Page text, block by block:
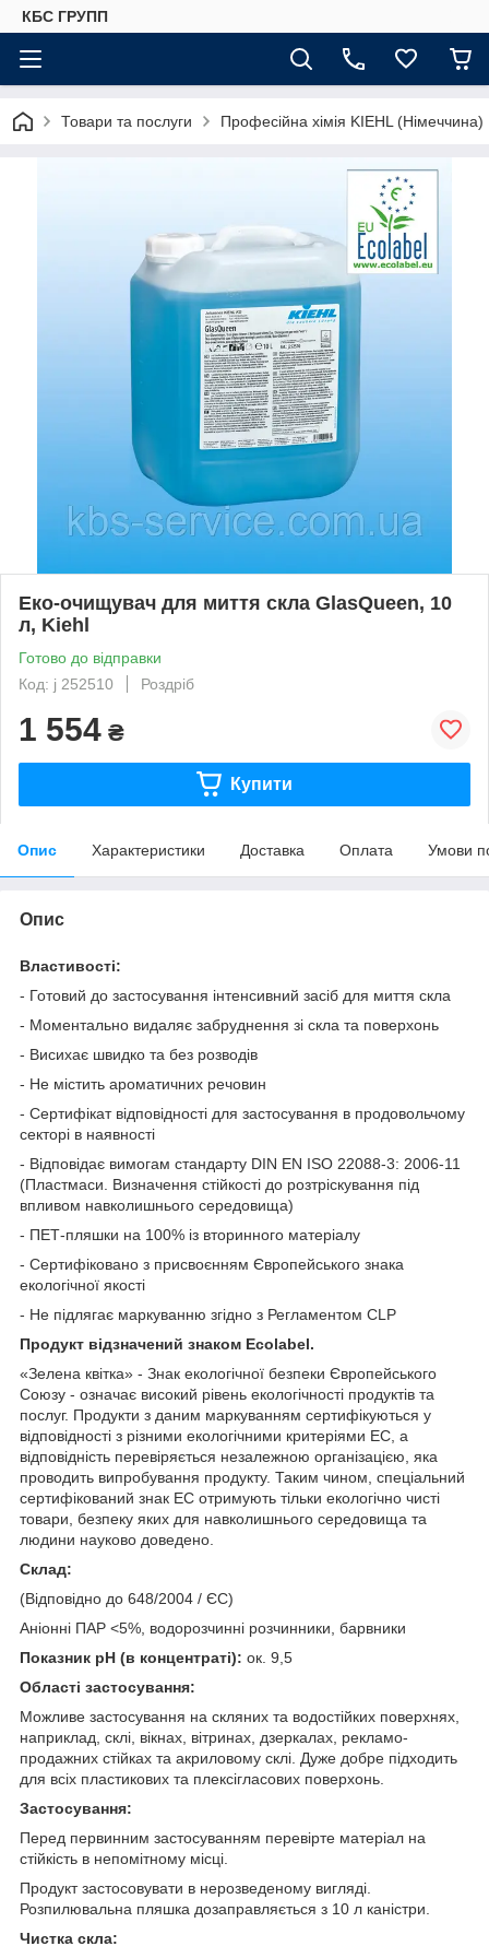
КБС ГРУПП
Товари та послуги Професійна хімія KIEHL (Німеччина)
Еко-очищувач для миття скла GlasQueen, 10
л, Kiehl
Готово до відправки
Код: j 252510
Роздріб
1 554 ₴
Купити
Опис Характеристики Доставка Оплата Умови
Опис
Властивості:
- Готовий до застосування інтенсивний засіб для миття скла
- Моментально видаляє забруднення зі скла та поверхонь
- Висихає швидко та без розводів
- Не містить ароматичних речовин
- Сертифікат відповідності для застосування в продовольчому
секторі в наявності
- Відповідає вимогам стандарту DIN EN ISO 22088-3: 2006-11
(Пластмаси. Визначення стійкості до розтріскування під
впливом навколишнього середовища)
- ПЕТ-пляшки на 100% із вторинного матеріалу
- Сертифіковано з присвоєнням Європейського знака
екологічної якості
- Не підлягає маркуванню згідно з Регламентом CLP
Продукт відзначений знаком Ecolabel.
«Зелена квітка» - Знак екологічної безпеки Європейського
Союзу - означає високий рівень екологічності продуктів та
послуг. Продукти з даним маркуванням сертифікуються у
відповідності з різними екологічними критеріями EC, а
відповідність перевіряється незалежною організацією, яка
проводить випробування продукту. Таким чином, спеціальний
сертифікований знак EC отримують тільки екологічно чисті
товари, безпеку яких для навколишнього середовища та
людини науково доведено.
Склад:
(Відповідно до 648/2004 / ЄС)
Аніонні ПАР <5%, водорозчинні розчинники, барвники
Показник рН (в концентраті): ок. 9,5
Області застосування:
Можливе застосування на скляних та водостійких поверхнях,
наприклад, склі, вікнах, вітринах, дзеркалах, рекламо-
продажних стійках та акриловому склі. Дуже добре підходить
для всіх пластикових та плексігласoвих поверхонь.
Застосування:
Перед первинним застосуванням перевірте матеріал на
стійкість в непомітному місці.
Продукт застосовувати в нерозведеному вигляді.
Розпилювальна пляшка дозаправляється з 10 л каністри.
Чистка скла: